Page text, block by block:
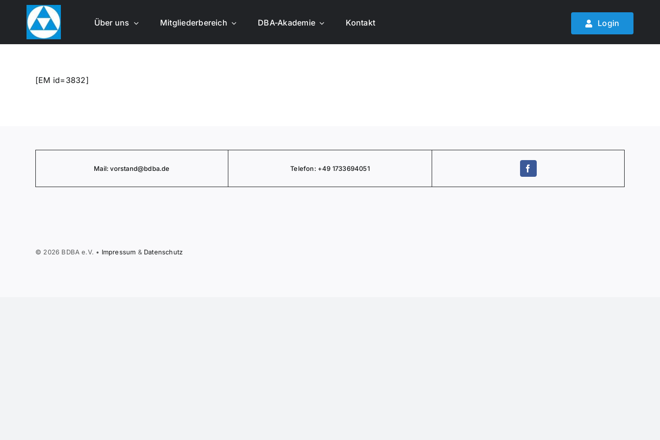
springen
Über uns Mit­glie­der­be­reich DBA-Akademie Kontakt Login
[EM id=3832]
Mail:vorstand@bdba.de Telefon: +49 1733694051
© 2026 BDBA e.V. • Impressum & Daten­schutz